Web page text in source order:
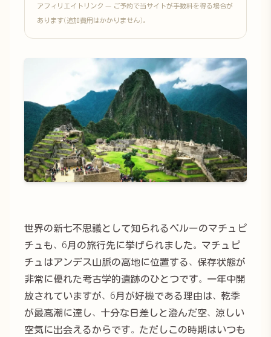
アフィリエイトリンク — ご予約で当サイトが手数料を得る場合が
あります(追加費用はかかりません)。
世界の新七不思議として知られるペルーのマチュピ
チュも、6月の旅行先に挙げられました。マチュピ
チュはアンデス山脈の高地に位置する、保存状態が
非常に優れた考古学的遺跡のひとつです。一年中開
放されていますが、6月が好機である理由は、乾季
が最高潮に達し、十分な日差しと澄んだ空、涼しい
空気に出会えるからです。ただしこの時期はいつも